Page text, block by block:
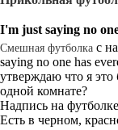
I'm just saying no
Смешная футболка с
saying no one has
утверждаю что я это
одной комнате?
Надпись на
Есть в черном,